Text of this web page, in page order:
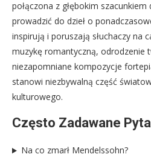
połączona z głębokim
prowadzić do dzieł o
inspirują i poruszają słuchaczy na
muzykę romantyczną, odrodzenie
niezapomniane kompozycje
stanowi niezbywalną część
kulturowego.
Często Zadawane
Na co zmarł Mendelssohn?